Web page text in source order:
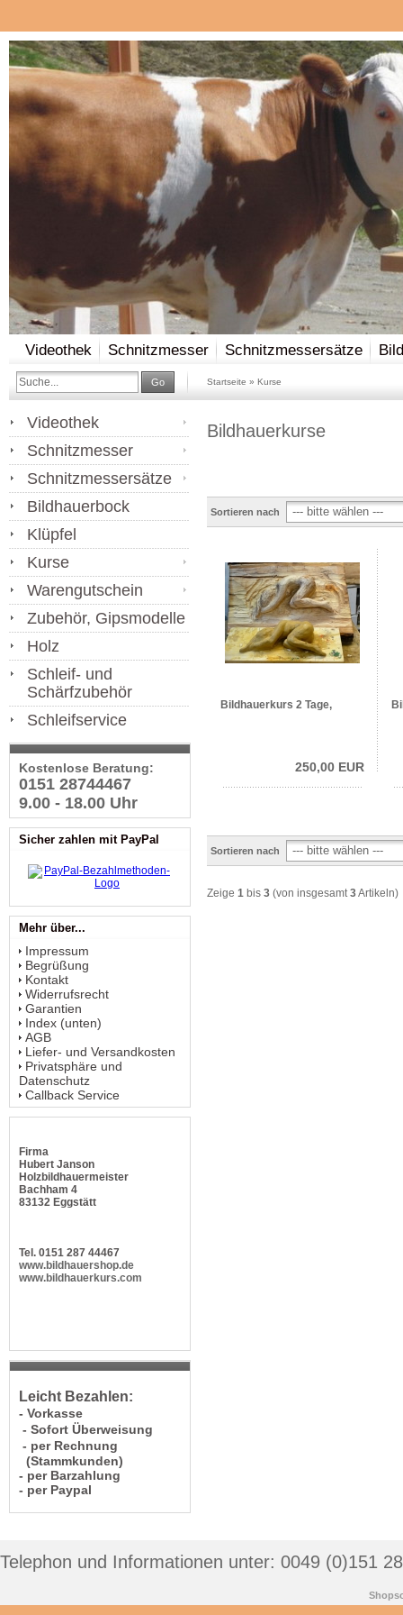
Videothek Schnitzmesser Schnitzmessersätze
Holz
Schleif- und Schärfzubehör Schleifservice
Go Startseite » Kurse
Bildhauerkurse
Sortieren nach
Bildhauerkurs 2 Tage,
250,00 EUR
Sortieren nach
Zeige 1 bis 3 (von insgesamt 3Artikeln)
Videothek
Schnitzmesser
Schnitzmessersätze
Bildhauerbock
Klüpfel
Kurse
Warengutschein
Zubehör, Gipsmodelle
Holz
Schleif- und
Schärfzubehör
Schleifservice
Kostenlose Beratung:
0151 28744467
9.00 - 18.00 Uhr
Sicher zahlen mit PayPal
Mehr über...
Impressum
Begrüßung
Kontakt
Widerrufsrecht
Garantien
Index (unten)
AGB
Liefer- und Versandkosten
Privatsphäre und
Datenschutz
Callback Service
Firma
Hubert Janson
Holzbildhauermeister
Bachham 4
83132 Eggstätt
Tel. 0151 287 44467
www.bildhauershop.de
www.bildhauerkurs.com
Leicht Bezahlen:
- Vorkasse
- Sofort Überweisung
- per Rechnung
(Stammkunden)
- per Barzahlung
- per Paypal
Telephon und Informationen unter: 0049 (0)151